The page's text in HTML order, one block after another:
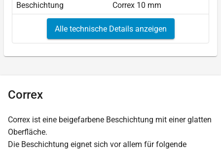
Beschichtung
Correx 10 mm
Alle technische Details anzeigen
Correx
Correx ist eine beigefarbene Beschichtung mit einer glatten
Oberfläche.
Die Beschichtung eignet sich vor allem für folgende